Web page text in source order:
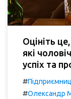
Оцініть
які
успіх та
#
#Олександр